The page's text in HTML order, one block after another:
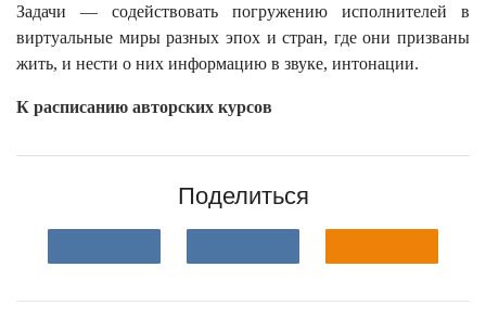
Задачи — содействовать погружению исполнителей в
виртуальные миры разных эпох и стран, где они призваны
жить, и нести о них информацию в звуке, интонации.
К расписанию авторских курсов
Поделиться